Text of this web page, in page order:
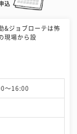
込
&ジョブローテは怖
現場から設
〜16:00